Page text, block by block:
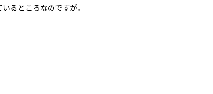
るところなのですが。